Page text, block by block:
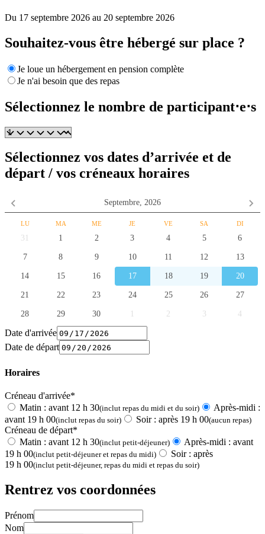
Du 17 septembre 2026 au 20 septembre 2026
Souhaitez-vous être hébergé sur place ?
Je loue un hébergement en pension complète
Je n'ai besoin que des repas
Sélectionnez le nombre de participant⋅e⋅s
Sélectionnez vos dates d’arrivée et de
départ / vos créneaux horaires
Septembre, 2026
LU MA ME JE VE SA DI
31 1 2 3 4 5 6
7 8 9 10 11 12 13
14 15 16 17 18 19 20
21 22 23 24 25 26 27
28 29 30 2 3 4
Date d'arrivée
Date de départ
Horaires
Créneau d'arrivée*
Matin : avant 12 h 30(inclut repas du midi et du soir)
Après-midi :
avant 19 h 00(inclut repas du soir) Soir : après 19 h 00(aucun repas)
Créneau de départ*
Matin : avant 12 h 30(inclut petit-déjeuner)
Après-midi : avant
19 h 00(inclut petit-déjeuner et repas du midi)
Soir : après
19 h 00(inclut petit-déjeuner, repas du midi et repas du soir)
Rentrez vos coordonnées
Prénom
Nom